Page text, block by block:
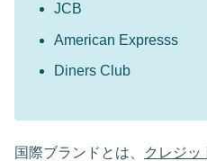
JCB
American Expresss
Diners Club
国際ブランドとは、
クレジッ